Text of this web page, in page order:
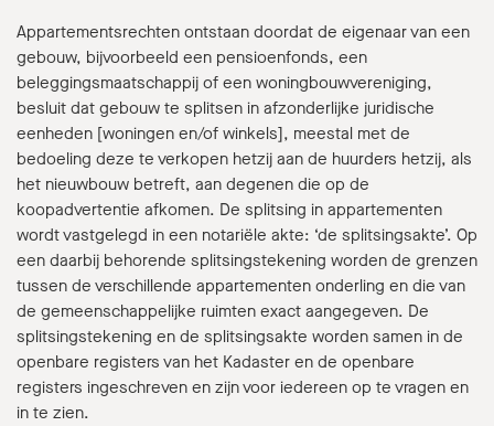
Appartementsrechten ontstaan doordat de eigenaar van een
gebouw, bijvoorbeeld een pensioenfonds, een
beleggingsmaatschappij of een woningbouwvereniging,
besluit dat gebouw te splitsen in afzonderlijke juridische
eenheden [woningen en/of winkels], meestal met de
bedoeling deze te verkopen hetzij aan de huurders hetzij, als
het nieuwbouw betreft, aan degenen die op de
koopadvertentie afkomen. De splitsing in appartementen
wordt vastgelegd in een notariële akte: ‘de splitsingsakte’. Op
een daarbij behorende splitsingstekening worden de grenzen
tussen de verschillende appartementen onderling en die van
de gemeenschappelijke ruimten exact aangegeven. De
splitsingstekening en de splitsingsakte worden samen in de
openbare registers van het Kadaster en de openbare
registers ingeschreven en zijn voor iedereen op te vragen en
in te zien.